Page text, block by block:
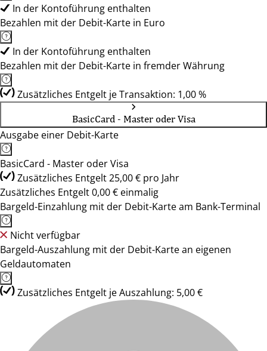
In der Kontoführung enthalten
Bezahlen mit der Debit-Karte in Euro
In der Kontoführung enthalten
Bezahlen mit der Debit-Karte in fremder Währung
Zusätzliches Entgelt je Transaktion: 1,00 %
BasicCard - Master oder Visa
Ausgabe einer Debit-Karte
BasicCard - Master oder Visa
Zusätzliches Entgelt 25,00 € pro Jahr
Zusätzliches Entgelt 0,00 € einmalig
Bargeld-Einzahlung mit der Debit-Karte am Bank-Terminal
Nicht verfügbar
Bargeld-Auszahlung mit der Debit-Karte an eigenen
Geldautomaten
Zusätzliches Entgelt je Auszahlung: 5,00 €